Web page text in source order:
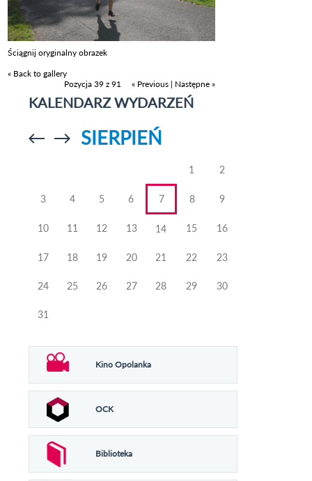
Ściągnij oryginalny obrazek
« Back to gallery
Pozycja 39 z 91
« Previous | Następne »
KALENDARZ WYDARZEŃ
Przejdź doPrzejdź do
SIERPIEŃ
1 2
3 4 5 6 7 8 9
10 11 12 13 14 15 16
17 18 19 20 21 22 23
24 25 26 27 28 29 30
31
Kino Opolanka
OCK
Biblioteka